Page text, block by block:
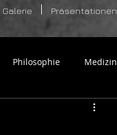
Galerie Präsentationen
Philosophie Medizin